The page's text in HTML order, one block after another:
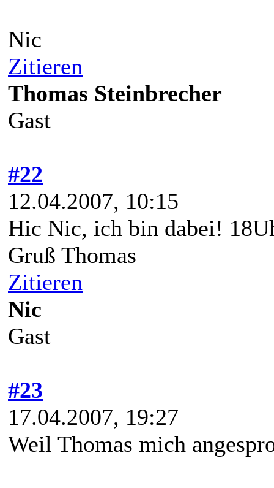
Nic
Zitieren
Thomas Steinbrecher
Gast
#22
12.04.2007, 10:15
Hic Nic, ich bin dabei!
Gruß Thomas
Zitieren
Nic
Gast
#23
17.04.2007, 19:27
Weil Thomas mich